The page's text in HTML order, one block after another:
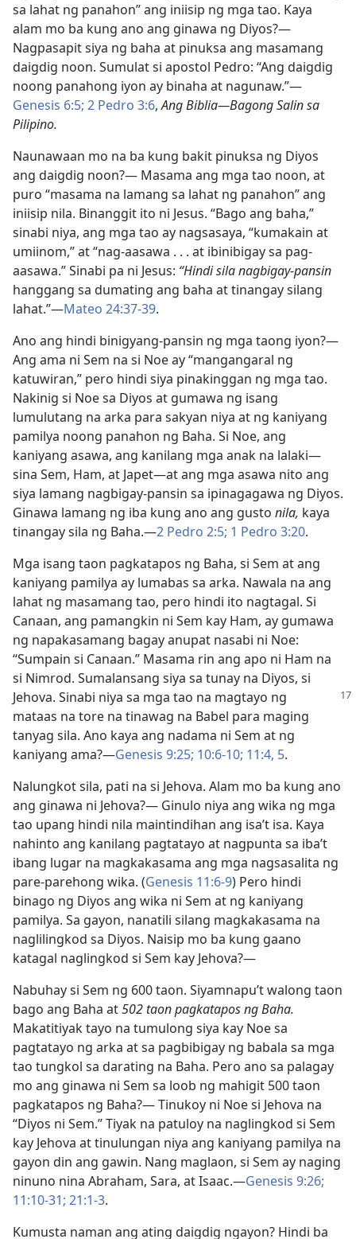
sa lahat ng panahon” ang iniisip ng mga tao. Kaya
alam mo ba kung ano ang ginawa ng Diyos?​—
Nagpasapit siya ng baha at pinuksa ang masamang
daigdig noon. Sumulat si apostol Pedro: “Ang daigdig
noong panahong iyon ay binaha at nagunaw.”​—
Genesis 6:5; 2 Pedro 3:6,Ang Biblia​—Bagong Salin sa
Pilipino.
Naunawaan mo na ba kung bakit pinuksa ng Diyos
ang daigdig noon?​— Masama ang mga tao noon, at
puro “masama na lamang sa lahat ng panahon” ang
iniisip nila. Binanggit ito ni Jesus. “Bago ang baha,”
sinabi niya, ang mga tao ay nagsasaya, “kumakain at
umiinom,” at “nag-aasawa . . . at ibinibigay sa pag-
aasawa.” Sinabi pa ni Jesus: “Hindi sila nagbigay-pansin
hanggang sa dumating ang baha at tinangay silang
lahat.”​—Mateo 24:37-39.
Ano ang hindi binigyang-pansin ng mga taong iyon?​—
Ang ama ni Sem na si Noe ay “mangangaral ng
katuwiran,” pero hindi siya pinakinggan ng mga tao.
Nakinig si Noe sa Diyos at gumawa ng isang
lumulutang na arka para sakyan niya at ng kaniyang
pamilya noong panahon ng Baha. Si Noe, ang
kaniyang asawa, ang kanilang mga anak na lalaki​—
sina Sem, Ham, at Japet​—at ang mga asawa nito ang
siya lamang nagbigay-pansin sa ipinagagawa ng Diyos.
Ginawa lamang ng iba kung ano ang gusto nila, kaya
tinangay sila ng Baha.​—2 Pedro 2:5; 1 Pedro 3:20.
Mga isang taon pagkatapos ng Baha, si Sem at ang
kaniyang pamilya ay lumabas sa arka. Nawala na ang
lahat ng masamang tao, pero hindi ito nagtagal. Si
Canaan, ang pamangkin ni Sem kay Ham, ay gumawa
ng napakasamang bagay anupat nasabi ni Noe:
“Sumpain si Canaan.” Masama rin ang apo ni Ham na
si Nimrod. Sumalansang siya sa tunay na Diyos, si
Jehova. Sinabi niya sa mga tao na magtayo ng
mataas na tore na tinawag na Babel para maging
tanyag sila. Ano kaya ang nadama ni Sem at ng
kaniyang ama?​—Genesis 9:25; 10:6-10; 11:4, 5.
Nalungkot sila, pati na si Jehova. Alam mo ba kung ano
ang ginawa ni Jehova?​— Ginulo niya ang wika ng mga
tao upang hindi nila maintindihan ang isa’t isa. Kaya
nahinto ang kanilang pagtatayo at nagpunta sa iba’t
ibang lugar na magkakasama ang mga nagsasalita ng
pare-parehong wika. (Genesis 11:6-9) Pero hindi
binago ng Diyos ang wika ni Sem at ng kaniyang
pamilya. Sa gayon, nanatili silang magkakasama na
naglilingkod sa Diyos. Naisip mo ba kung gaano
katagal naglingkod si Sem kay Jehova?​—
Nabuhay si Sem ng 600 taon. Siyamnapu’t walong taon
bago ang Baha at502 taon pagkatapos ng Baha.
Makatitiyak tayo na tumulong siya kay Noe sa
pagtatayo ng arka at sa pagbibigay ng babala sa mga
tao tungkol sa darating na Baha. Pero ano sa palagay
mo ang ginawa ni Sem sa loob ng mahigit 500 taon
pagkatapos ng Baha?​— Tinukoy ni Noe si Jehova na
“Diyos ni Sem.” Tiyak na patuloy na naglingkod si Sem
kay Jehova at tinulungan niya ang kaniyang pamilya na
gayon din ang gawin. Nang maglaon, si Sem ay naging
ninuno nina Abraham, Sara, at Isaac.​—Genesis 9:26;
11:10-31; 21:1-3.
Kumusta naman ang ating daigdig ngayon? Hindi ba